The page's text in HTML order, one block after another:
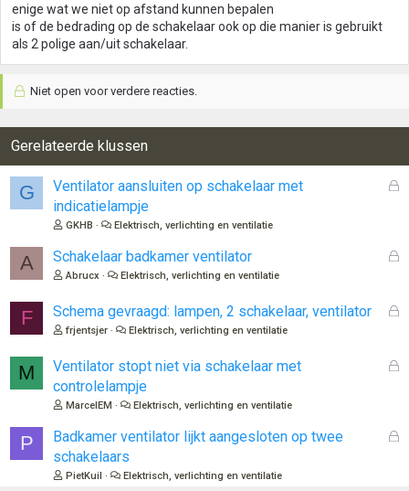
enige wat we niet op afstand kunnen bepalen
is of de bedrading op de schakelaar ook op die manier is gebruikt
als 2 polige aan/uit schakelaar.
Niet open voor verdere reacties.
Gerelateerde klussen
G
G
o
Ventilator aansluiten op schakelaar met
indicatielampje
GKHB Elektrisch, verlichting en ventilatie
A
G
n
Schakelaar badkamer ventilator
Abrucx Elektrisch, verlichting en ventilatie
F
G
Schema gevraagd: lampen, 2 schakelaar, ventilator
frjentsjer Elektrisch, verlichting en ventilatie
M
G
o
Ventilator stopt niet via schakelaar met
controlelampje
MarcelEM Elektrisch, verlichting en ventilatie
P
G
Badkamer ventilator lijkt aangesloten op twee
schakelaars
PietKuil Elektrisch, verlichting en ventilatie